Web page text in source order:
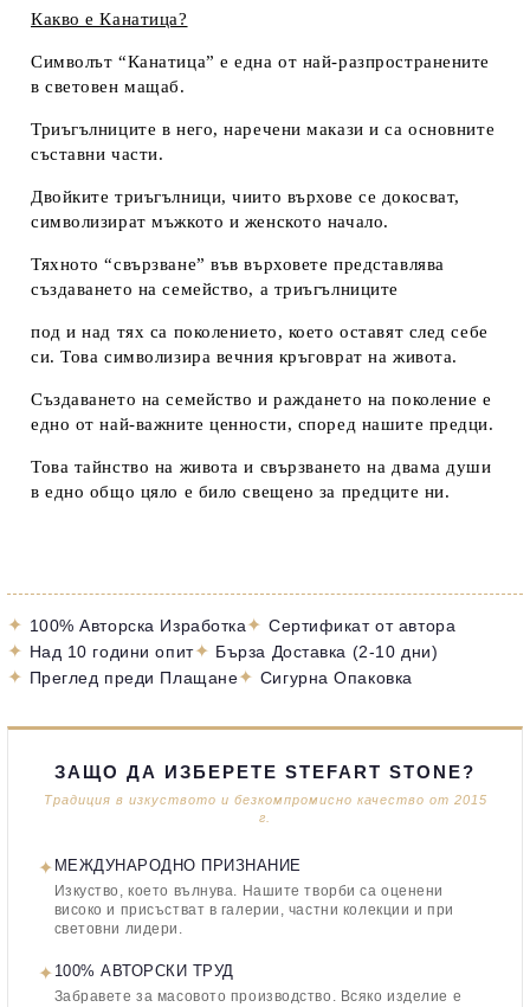
Какво е Канатица?
Символът “Канатица” е една от най-разпространените
в световен мащаб.
Триъгълниците в него, наречени макази и са основните
съставни части.
Двойките триъгълници, чиито върхове се докосват,
символизират мъжкото и женското начало.
Тяхното “свързване” във върховете представлява
създаването на семейство, а триъгълниците
под и над тях са поколението, което оставят след себе
си. Това символизира вечния кръговрат на живота.
Създаването на семейство и раждането на поколение е
едно от най-важните ценности, според нашите предци.
Това тайнство на живота и свързването на двама души
в едно общо цяло е било свещено за предците ни.
✦ 100% Авторска Изработка✦ Сертификат от автора
✦ Над 10 години опит✦ Бърза Доставка (2-10 дни)
✦ Преглед преди Плащане✦ Сигурна Опаковка
ЗАЩО ДА ИЗБЕРЕТЕ STEFART STONE?
Традиция в изкуството и безкомпромисно качество от 2015
г.
✦ МЕЖДУНАРОДНО ПРИЗНАНИЕ
Изкуство, което вълнува. Нашите творби са оценени
високо и присъстват в галерии, частни колекции и при
световни лидери.
✦ 100% АВТОРСКИ ТРУД
Забравете за масовото производство. Всяко изделие е